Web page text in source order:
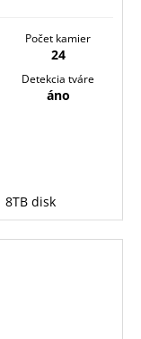
Počet kamier
24
Detekcia tváre
áno
8TB disk